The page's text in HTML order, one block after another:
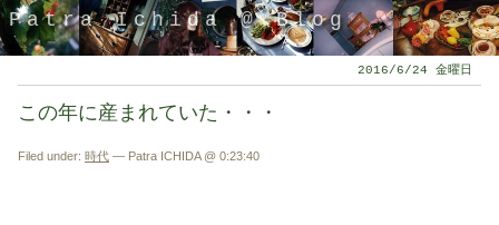
Patra Ichida @ Blog
2016/6/24 金曜日
この年に産まれていた・・・
Filed under: 時代 — Patra ICHIDA @ 0:23:40